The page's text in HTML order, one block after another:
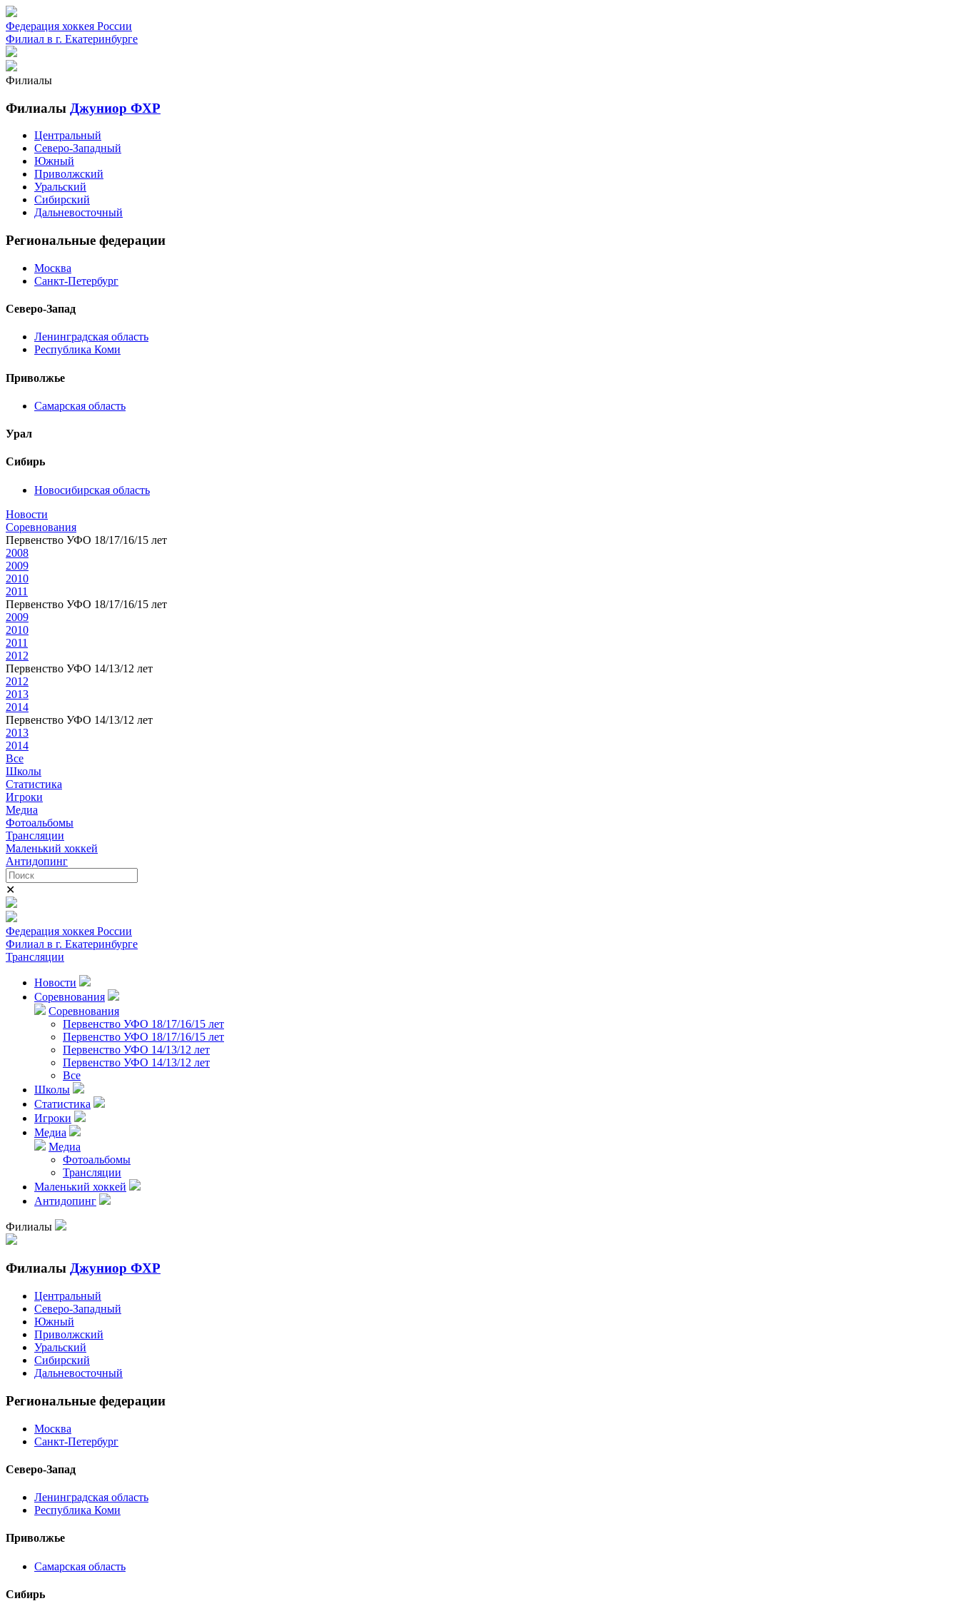
Федерация хоккея России
Филиал в г. Екатеринбурге
Филиалы
Филиалы Джуниор ФХР
Центральный
Северо-Западный
Южный
Приволжский
Уральский
Сибирский
Дальневосточный
Региональные федерации
Москва
Санкт-Петербург
Северо-Запад
Ленинградская область
Республика Коми
Приволжье
Самарская область
Урал
Сибирь
Новосибирская область
Новости
Соревнования
Первенство УФО 18/17/16/15 лет
2008
2009
2010
2011
Первенство УФО 18/17/16/15 лет
2009
2010
2011
2012
Первенство УФО 14/13/12 лет
2012
2013
2014
Первенство УФО 14/13/12 лет
2013
2014
Все
Школы
Статистика
Игроки
Медиа
Фотоальбомы
Трансляции
Маленький хоккей
Антидопинг
✕
Федерация хоккея России
Филиал в г. Екатеринбурге
Трансляции
Новости
Соревнования
Соревнования
Первенство УФО 18/17/16/15 лет
Первенство УФО 18/17/16/15 лет
Первенство УФО 14/13/12 лет
Первенство УФО 14/13/12 лет
Все
Школы
Статистика
Игроки
Медиа
Медиа
Фотоальбомы
Трансляции
Маленький хоккей
Антидопинг
Филиалы
Филиалы Джуниор ФХР
Центральный
Северо-Западный
Южный
Приволжский
Уральский
Сибирский
Дальневосточный
Региональные федерации
Москва
Санкт-Петербург
Северо-Запад
Ленинградская область
Республика Коми
Приволжье
Самарская область
Сибирь